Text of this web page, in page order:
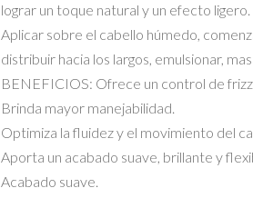
lograr un toque natural y un efecto
Aplicar sobre el cabello húmedo,
distribuir hacia los largos, emulsionar,
BENEFICIOS: Ofrece un control de
Brinda mayor manejabilidad.
Optimiza la fluidez y el movimiento del
Aporta un acabado suave, brillante y
Acabado suave.